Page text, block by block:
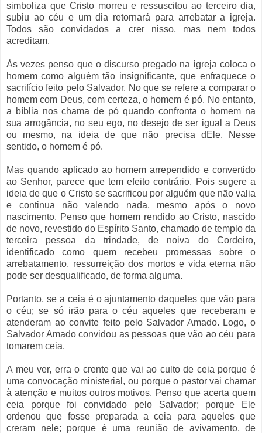
simboliza que Cristo morreu e ressuscitou ao terceiro dia,
subiu ao céu e um dia retornará para arrebatar a igreja.
Todos são convidados a crer nisso, mas nem todos
acreditam.
Às vezes penso que o discurso pregado na igreja coloca o
homem como alguém tão insignificante, que enfraquece o
sacrifício feito pelo Salvador. No que se refere a comparar o
homem com Deus, com certeza, o homem é pó. No entanto,
a bíblia nos chama de pó quando confronta o homem na
sua arrogância, no seu ego, no desejo de ser igual a Deus
ou mesmo, na ideia de que não precisa dEle. Nesse
sentido, o homem é pó.
Mas quando aplicado ao homem arrependido e convertido
ao Senhor, parece que tem efeito contrário. Pois sugere a
ideia de que o Cristo se sacrificou por alguém que não valia
e continua não valendo nada, mesmo após o novo
nascimento. Penso que homem rendido ao Cristo, nascido
de novo, revestido do Espírito Santo, chamado de templo da
terceira pessoa da trindade, de noiva do Cordeiro,
identificado como quem recebeu promessas sobre o
arrebatamento, ressurreição dos mortos e vida eterna não
pode ser desqualificado, de forma alguma.
Portanto, se a ceia é o ajuntamento daqueles que vão para
o céu; se só irão para o céu aqueles que receberam e
atenderam ao convite feito pelo Salvador Amado. Logo, o
Salvador Amado convidou as pessoas que vão ao céu para
tomarem ceia.
A meu ver, erra o crente que vai ao culto de ceia porque é
uma convocação ministerial, ou porque o pastor vai chamar
à atenção e muitos outros motivos. Penso que acerta quem
ceia porque foi convidado pelo Salvador; porque Ele
ordenou que fosse preparada a ceia para aqueles que
creram nele; porque é uma reunião de avivamento, de